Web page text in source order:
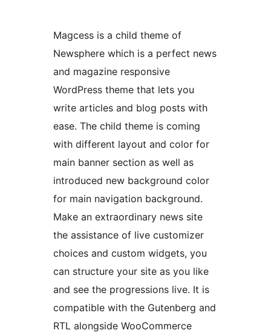
Magcess is a child theme of
Newsphere which is a perfect news
and magazine responsive
WordPress theme that lets you
write articles and blog posts with
ease. The child theme is coming
with different layout and color for
main banner section as well as
introduced new background color
for main navigation background.
Make an extraordinary news site
the assistance of live customizer
choices and custom widgets, you
can structure your site as you like
and see the progressions live. It is
compatible with the Gutenberg and
RTL alongside WooCommerce